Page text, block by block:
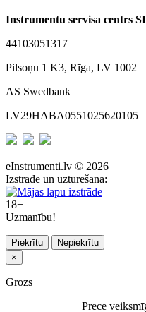
Instrumentu servisa centrs
44103051317
Pilsoņu 1 K3, Rīga, LV 1002
AS Swedbank
LV29HABA0551025620105
eInstrumenti.lv © 2026
Izstrāde un uzturēšana:
18+
Uzmanību!
Piekrītu
Nepiekrītu
×
Grozs
Prece